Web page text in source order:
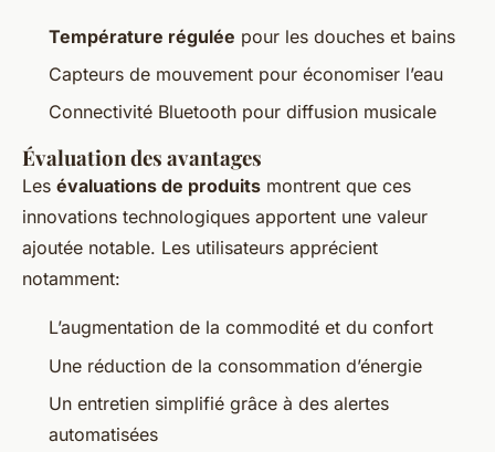
Température régulée pour les douches et bains
Capteurs de mouvement pour économiser l’eau
Connectivité Bluetooth pour diffusion musicale
Évaluation des avantages
Les évaluations de produits montrent que ces
innovations technologiques apportent une valeur
ajoutée notable. Les utilisateurs apprécient
notamment:
L’augmentation de la commodité et du confort
Une réduction de la consommation d’énergie
Un entretien simplifié grâce à des alertes
automatisées